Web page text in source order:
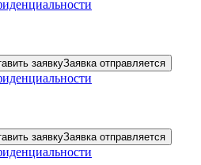
заявкуЗаявка отправляется
заявкуЗаявка отправляется